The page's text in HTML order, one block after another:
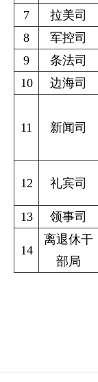
7
拉美司
8
军控司
9
条法司
10
边海司
11 新闻司
12 礼宾司
13 领事司
14
离退休干
部局